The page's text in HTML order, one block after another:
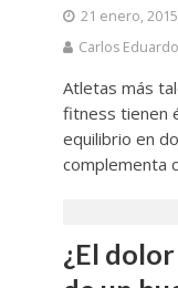
21 enero, 2015
Carlos
Atletas más
fitness tienen
equilibrio en
complementa
¿El